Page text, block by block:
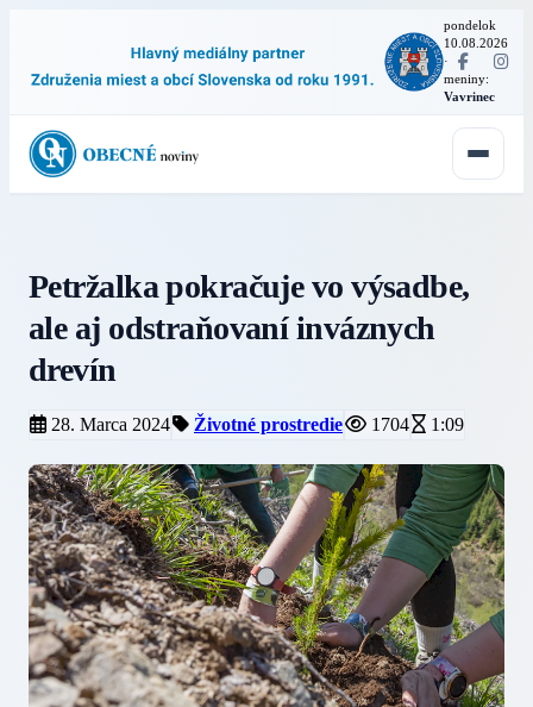
pondelok
10.08.2026
·
meniny:
Vavrinec
Petržalka pokračuje vo výsadbe,
ale aj odstraňovaní inváznych
drevín
28. Marca 2024 Životné prostredie 1704 1:09